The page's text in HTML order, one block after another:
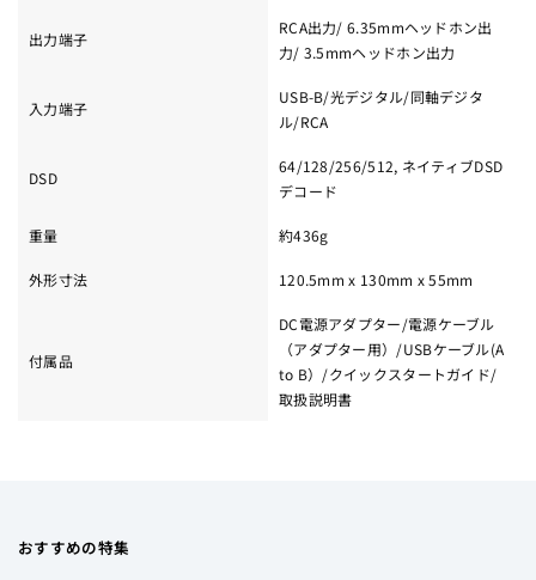
出力端子
RCA出力/ 6.35mmヘッドホン出
力/ 3.5mmヘッドホン出力
入力端子
USB-B/光デジタル/同軸デジタ
ル/RCA
DSD
64/128/256/512, ネイティブDSD
デコード
重量 約436g
外形寸法 120.5mm x 130mm x 55mm
付属品
DC電源アダプター/電源ケーブル
（アダプター用）/USBケーブル(A
to B）/クイックスタートガイド/
取扱説明書
おすすめの特集